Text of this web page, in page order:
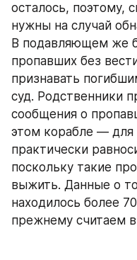
осталось, поэтому,
нужны на случай
В подавляющем же
пропавших без
признавать
суд. Родственники
сообщения о
этом корабле — для
практически
поскольку такие
выжить. Данные о
находилось более
прежнему считаем